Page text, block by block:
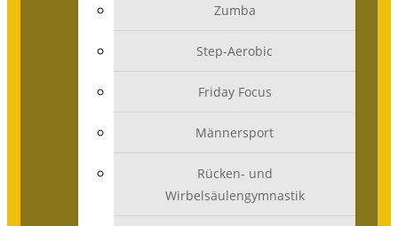
Zumba
Step-Aerobic
Friday Focus
Männersport
Rücken- und
Wirbelsäulengymnastik